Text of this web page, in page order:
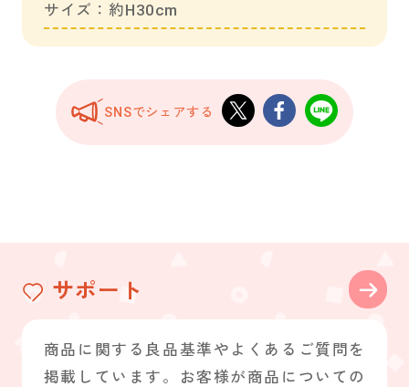
サイズ：約H30cm
SNSでシェアする
サポート
商品に関する良品基準やよくあるご質問を
掲載しています。お客様が商品についての